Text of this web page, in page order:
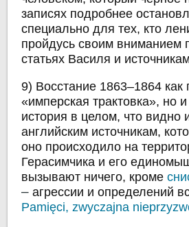
записях подробнее
специально для тех, кто
пройдусь своим вниманием
статьях Василя и
9) Восстание 1863–1864 как
«имперская трактовка», но
история в целом, что видно
английским источникам,
оно происходило на
Герасимчика и его
вызывают ничего, кроме
–агрессии и определений
Pamięci, zwyczajna